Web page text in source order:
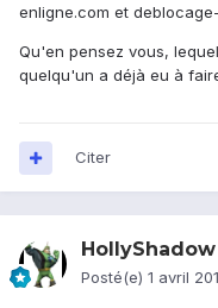
enligne.com et
Qu'en pensez vous,
quelqu'un a déjà eu à
Citer
HollyShadow
Posté(e) 1 avril